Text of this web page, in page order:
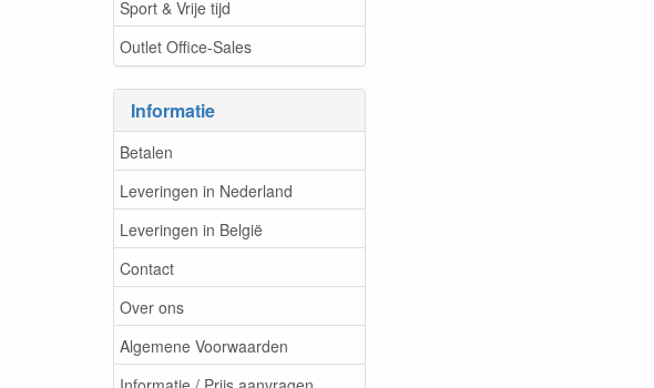
Sport & Vrije tijd
Outlet Office-Sales
Informatie
Betalen
Leveringen in Nederland
Leveringen in België
Contact
Over ons
Algemene Voorwaarden